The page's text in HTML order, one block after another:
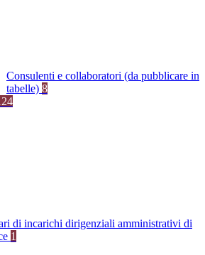
Consulenti e collaboratori (da pubblicare in
tabelle) 8
di incarichi dirigenziali amministrativi di
1